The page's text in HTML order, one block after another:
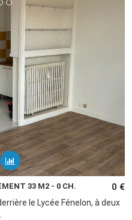
33 M2 - 0 CH. 0 €
le Lycée Fénelon, à deux